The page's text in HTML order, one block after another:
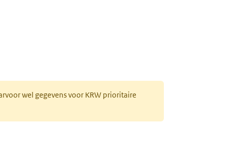
wel gegevens voor KRW prioritaire